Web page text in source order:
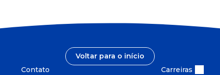
Voltar para o início
Contato
Carreiras